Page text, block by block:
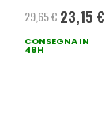
29,65 € Prezzo
speciale
23,15 €
CONSEGNA IN
48H